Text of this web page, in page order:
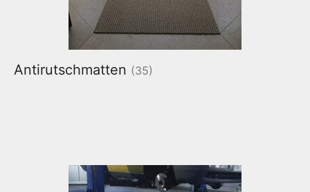
Antirutschmatten (35)